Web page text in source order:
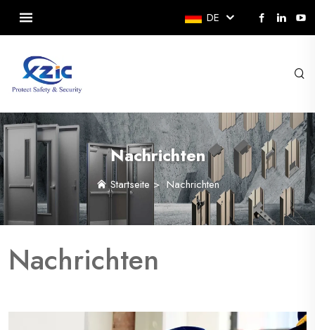
DE
Nachrichten
Startseite >Nachrichten
Nachrichten